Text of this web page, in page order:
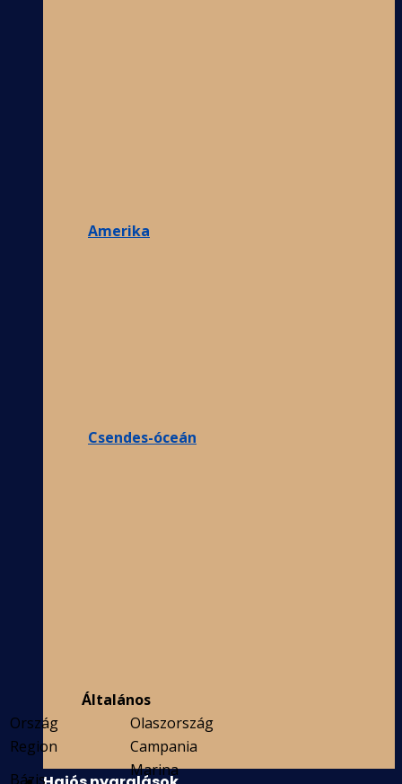
Amerika
Csendes-óceán
Általános
Ország
Olaszország
Region
Campania
Bázis
Marina